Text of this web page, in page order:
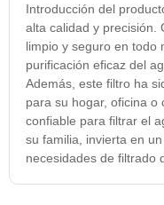
Introducción del
alta calidad y precisión.
limpio y seguro en todo
purificación eficaz del
Además, este filtro ha
para su hogar, oficina
confiable para filtrar el
su familia, invierta en
necesidades de filtrado